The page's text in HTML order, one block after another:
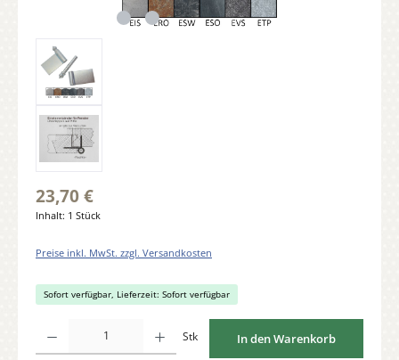
23,70 €
Inhalt: 1 Stück
Preise inkl. MwSt. zzgl. Versandkosten
Sofort verfügbar, Lieferzeit: Sofort verfügbar
Stk In den Warenkorb